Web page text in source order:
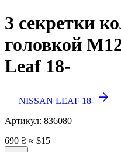
3 секретки
головкой
Leaf 18-
NISSAN LEAF 18-
Артикул: 836080
690 ₴ ≈ $15